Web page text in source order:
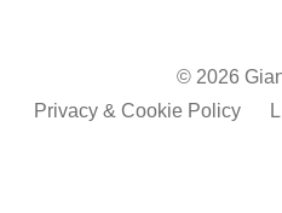
© 2026
Privacy & Cookie Policy